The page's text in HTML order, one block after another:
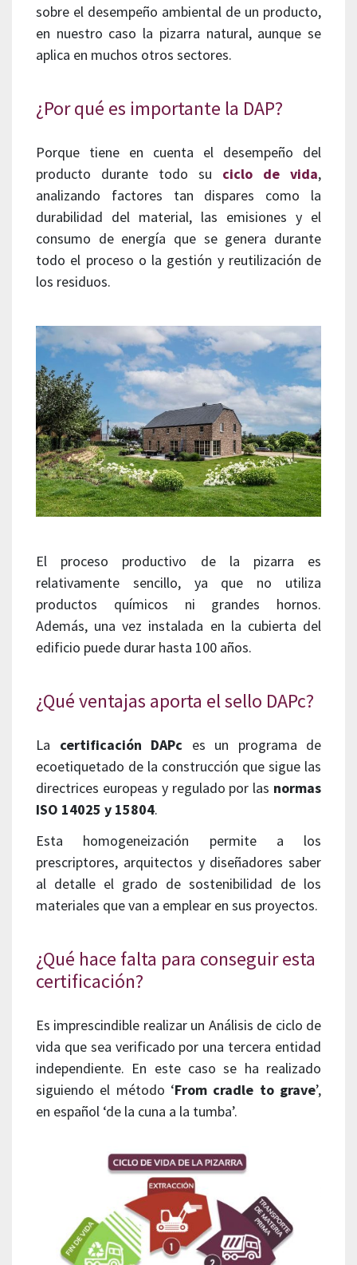
sobre el desempeño ambiental de un producto,
en nuestro caso la pizarra natural, aunque se
aplica en muchos otros sectores.
¿Por qué es importante la DAP?
Porque tiene en cuenta el desempeño del
producto durante todo su ciclo de vida,
analizando factores tan dispares como la
durabilidad del material, las emisiones y el
consumo de energía que se genera durante
todo el proceso o la gestión y reutilización de
los residuos.
El proceso productivo de la pizarra es
relativamente sencillo, ya que no utiliza
productos químicos ni grandes hornos.
Además, una vez instalada en la cubierta del
edificio puede durar hasta 100 años.
¿Qué ventajas aporta el sello DAPc?
La certificación DAPc es un programa de
ecoetiquetado de la construcción que sigue las
directrices europeas y regulado por las normas
ISO 14025 y 15804.
Esta homogeneización permite a los
prescriptores, arquitectos y diseñadores saber
al detalle el grado de sostenibilidad de los
materiales que van a emplear en sus proyectos.
¿Qué hace falta para conseguir esta
certificación?
Es imprescindible realizar un Análisis de ciclo de
vida que sea verificado por una tercera entidad
independiente. En este caso se ha realizado
siguiendo el método ‘From cradle to grave’,
en español ‘de la cuna a la tumba’.